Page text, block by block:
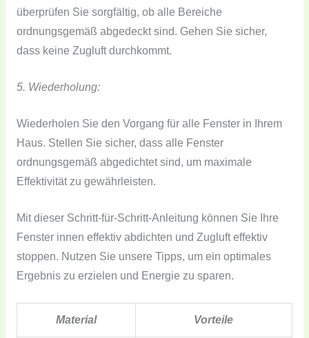
überprüfen Sie sorgfältig, ob alle Bereiche
ordnungsgemäß abgedeckt sind. Gehen Sie sicher,
dass keine Zugluft durchkommt.
5. Wiederholung:
Wiederholen Sie den Vorgang für alle Fenster in Ihrem
Haus. Stellen Sie sicher, dass alle Fenster
ordnungsgemäß abgedichtet sind, um maximale
Effektivität zu gewährleisten.
Mit dieser Schritt-für-Schritt-Anleitung können Sie Ihre
Fenster innen effektiv abdichten und Zugluft effektiv
stoppen. Nutzen Sie unsere Tipps, um ein optimales
Ergebnis zu erzielen und Energie zu sparen.
Material Vorteile